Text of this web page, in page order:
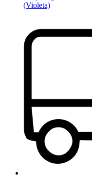
(Violeta)